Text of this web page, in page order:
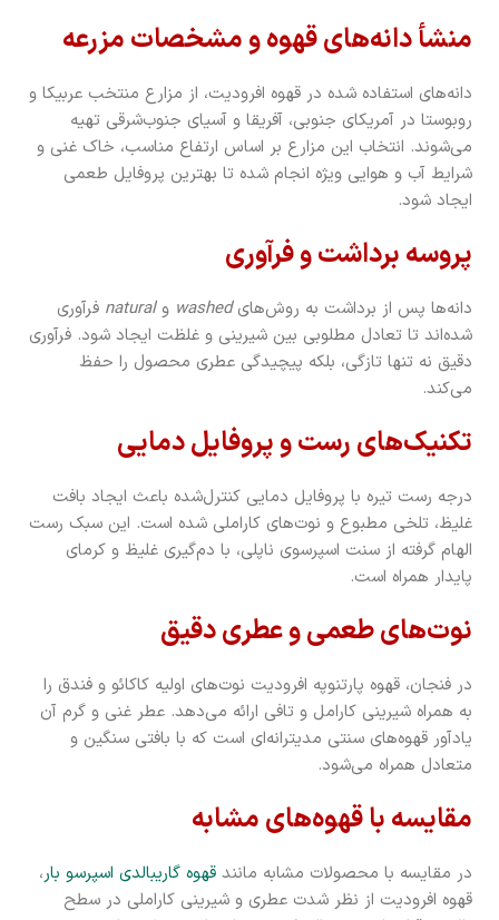
منشأ دانه‌های قهوه و مشخصات مزرعه
دانه‌های استفاده شده در قهوه افرودیت، از مزارع منتخب عربیکا و
روبوستا در آمریکای جنوبی، آفریقا و آسیای جنوب‌شرقی تهیه
می‌شوند. انتخاب این مزارع بر اساس ارتفاع مناسب، خاک غنی و
شرایط آب و هوایی ویژه انجام شده تا بهترین پروفایل طعمی
ایجاد شود.
پروسه برداشت و فرآوری
دانه‌ها پس از برداشت به روش‌هایwashed وnatural فرآوری
شده‌اند تا تعادل مطلوبی بین شیرینی و غلظت ایجاد شود. فرآوری
دقیق نه تنها تازگی، بلکه پیچیدگی عطری محصول را حفظ
می‌کند.
تکنیک‌های رست و پروفایل دمایی
درجه رست تیره با پروفایل دمایی کنترل‌شده باعث ایجاد بافت
غلیظ، تلخی مطبوع و نوت‌های کاراملی شده است. این سبک رست
الهام گرفته از سنت اسپرسوی ناپلی، با دم‌گیری غلیظ و کرمای
پایدار همراه است.
نوت‌های طعمی و عطری دقیق
در فنجان، قهوه پارتنوپه افرودیت نوت‌های اولیه کاکائو و فندق را
به همراه شیرینی کارامل و تافی ارائه می‌دهد. عطر غنی و گرم آن
یادآور قهوه‌های سنتی مدیترانه‌ای است که با بافتی سنگین و
متعادل همراه می‌شود.
مقایسه با قهوه‌های مشابه
در مقایسه با محصولات مشابه مانند قهوه گاریبالدی اسپرسو بار،
قهوه افرودیت از نظر شدت عطری و شیرینی کاراملی در سطح